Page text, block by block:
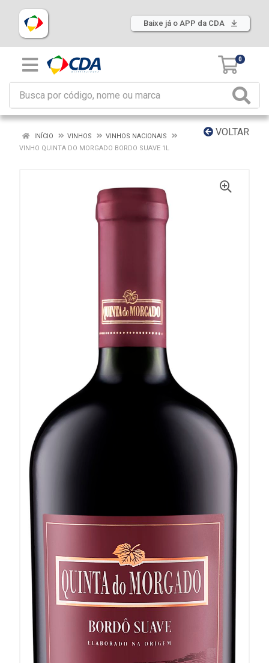
Baixe já o APP da CDA
0
VOLTAR
INÍCIO VINHOS
VINHOS NACIONAIS
VINHO QUINTA DO MORGADO BORDO SUAVE 1L